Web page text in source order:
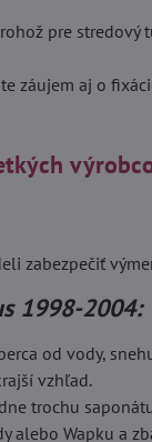
pre
záujem aj o
zabezpečiť
1998-2004:
od vody,
vzhľad.
trochu
Wapku a